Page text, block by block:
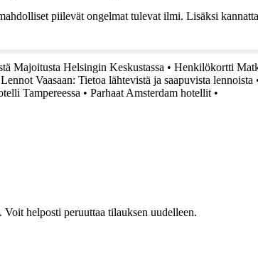
piilevät ongelmat tulevat ilmi. Lisäksi
Majoitusta Helsingin Keskustassa • Henkilökortti
Lennot Vaasaan: Tietoa lähtevistä ja saapuvista lennoista
Tampereessa • Parhaat Amsterdam hotellit •
helposti peruuttaa tilauksen uudelleen.